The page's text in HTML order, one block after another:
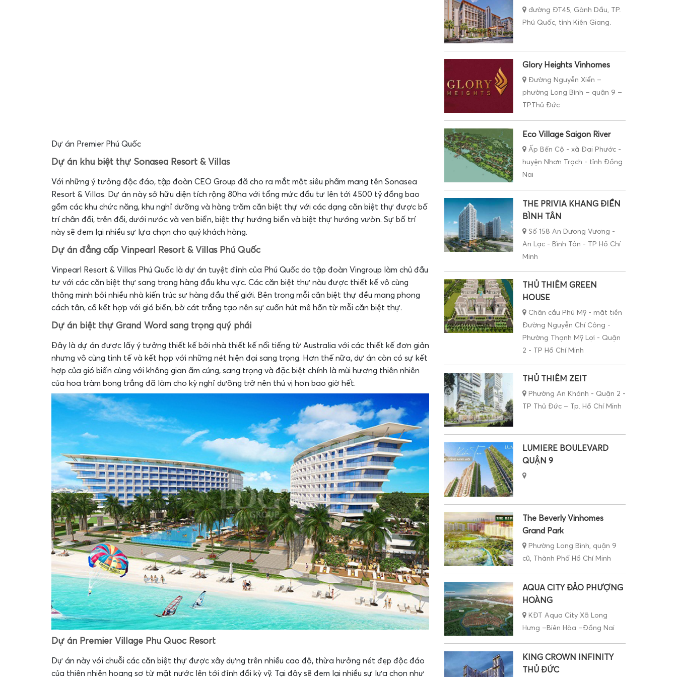
Dự án Premier Phú Quốc
Dự án khu biệt thự Sonasea Resort & Villas
Với những ý tưởng độc đáo, tập đoàn CEO Group đã cho ra mắt một siêu phẩm mang tên Sonasea
Resort & Villas. Dự án này sở hữu diện tích rộng 80ha với tổng mức đầu tư lên tới 4500 tỷ đồng bao
gồm các khu chức năng, khu nghỉ dưỡng và hàng trăm căn biệt thự với các dạng căn biệt thự được bố
trí chân đồi, trên đồi, dưới nước và ven biển, biệt thự hướng biển và biệt thự hướng vườn. Sự bố trí
này sẽ đem lại nhiều sự lựa chọn cho quý khách hàng.
Dự án đẳng cấp Vinpearl Resort & Villas Phú Quốc
Vinpearl Resort & Villas Phú Quốc là dự án tuyệt đỉnh của Phú Quốc do tập đoàn Vingroup làm chủ đầu
tư với các căn biệt thự sang trọng hàng đầu khu vực. Các căn biệt thự nàu được thiết kế vô cùng
thông minh bởi nhiều nhà kiến trúc sư hàng đầu thế giới. Bên trong mỗi căn biệt thự đều mang phong
cách tân, cổ kết hợp với gió biển, bờ cát trắng tạo nên sự cuốn hút mê hồn từ mỗi căn biệt thự.
Dự án biệt thự Grand Word sang trọng quý phái
Đây là dự án được lấy ý tưởng thiết kế bởi nhà thiết kế nổi tiếng từ Australia với các thiết kế đơn giản
nhưng vô cùng tinh tế và kết hợp với những nét hiện đại sang trọng. Hơn thế nữa, dự án còn có sự kết
hợp của gió biển cùng với không gian ấm cúng, sang trọng và đặc biệt chính là mùi hương thiên nhiên
của hoa tràm bong trắng đã làm cho kỳ nghỉ dưỡng trở nên thú vị hơn bao giờ hết.
Dự án Premier Village Phu Quoc Resort
Dự án này với chuỗi các căn biệt thự được xây dựng trên nhiều cao độ, thừa hưởng nét đẹp độc đáo
của thiên nhiên hoang sơ từ mặt nước lên tới đỉnh đồi kỳ vỹ. Tại đây sẽ đem lại nhiều sự lựa chọn như
Phú Quốc, tỉnh Kiên Giang.
Glory Heights Vinhomes
Đường Nguyễn Xiển –
phường Long Bình – quận 9 –
TP.Thủ Đức
Eco Village Saigon River
Ấp Bến Cộ - xã Đại Phước -
huyện Nhơn Trạch - tỉnh Đồng
Nai
THE PRIVIA KHANG ĐIỀN
BÌNH TÂN
Số 158 An Dương Vương -
An Lạc - Bình Tân - TP Hồ Chí
Minh
THỦ THIÊM GREEN
HOUSE
Chân cầu Phú Mỹ - mặt tiền
Đường Nguyễn Chí Công -
Phường Thạnh Mỹ Lợi - Quận
2 - TP Hồ Chí Minh
THỦ THIÊM ZEIT
Phường An Khánh - Quận 2 -
TP Thủ Đức – Tp. Hồ Chí Minh
LUMIERE BOULEVARD
QUẬN 9
The Beverly Vinhomes
Grand Park
Phường Long Bình, quận 9
cũ, Thành Phố Hồ Chí Minh
AQUA CITY ĐẢO PHƯỢNG
HOÀNG
KĐT Aqua City Xã Long
Hưng –Biên Hòa –Đồng Nai
KING CROWN INFINITY
THỦ ĐỨC
Số 218 Võ Văn Ngân – P